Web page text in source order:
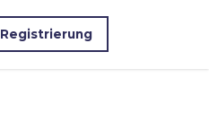
Registrierung